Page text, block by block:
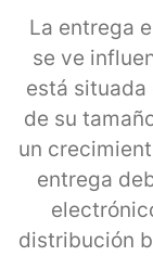
La entrega
se ve
está situada
de su
un
entrega
distribución